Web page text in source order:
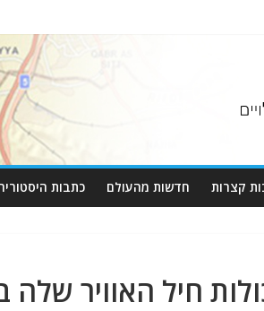
קצרות חדשות מהעולם כתבות
חיל האוויר שלה